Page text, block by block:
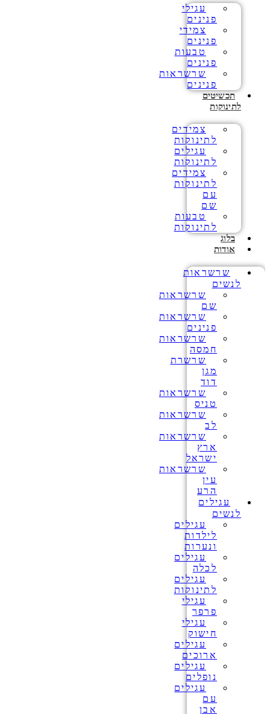
עגילי
פנינים
צמידי
פנינים
טבעות
פנינים
שרשראות
פנינים
תכשיטים
לתינוקות
צמידים
לתינוקות
עגילים
לתינוקות
צמידים
לתינוקות
עם
שם
טבעות
לתינוקות
בלוג
אודות
שרשראות
לנשים
שרשראות
שם
שרשראות
פנינים
שרשראות
חמסה
שרשרת
מגן
דוד
שרשראות
טניס
שרשראות
לב
שרשראות
ארץ
ישראל
שרשראות
עין
הרע
עגילים
לנשים
עגילים
לילדות
ונערות
עגילים
לכלה
עגילים
לתינוקות
עגילי
פרפר
עגילי
חישוק
עגילים
ארוכים
עגילים
נופלים
עגילים
עם
אבן